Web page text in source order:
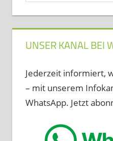
UNSER KANAL BEI
Jederzeit informiert,
– mit unserem
WhatsApp. Jetzt